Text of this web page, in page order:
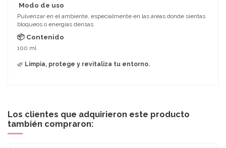
Modo de uso
Pulverizar en el ambiente, especialmente en las áreas donde sientas
bloqueos o energías densas.
📦 Contenido
100 ml
🌿 Limpia, protege y revitaliza tu entorno.
Los clientes que adquirieron este producto
también compraron: